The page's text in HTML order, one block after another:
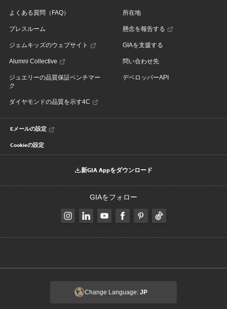
よくある質問（FAQ）
プレスルーム
ジェムキッズのウェブサイト
Alumni Collective
ジュエリーの品質保証ベンチマー
ク
ダイヤモンドの品質を示す4C
所在地
懸念を報告する
GIAを支援する
問い合わせ先
デベロッパーAPI
Eメールの設定
Cookieの設定
新GIA Appをダウンロード
GIAをフォロー
Change Language: JP